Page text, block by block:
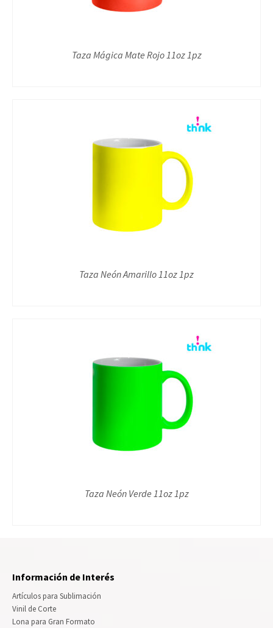
Taza Mágica Mate Rojo 11oz 1pz
Taza Neón Amarillo 11oz 1pz
Taza Neón Verde 11oz 1pz
Información de Interés
Artículos para Sublimación
Vinil de Corte
Lona para Gran Formato